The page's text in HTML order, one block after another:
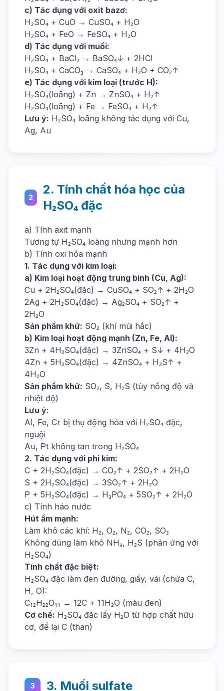
c) Tác dụng với oxit bazơ:
H₂SO₄ + CuO → CuSO₄ + H₂O
H₂SO₄ + FeO → FeSO₄ + H₂O
d) Tác dụng với muối:
H₂SO₄ + BaCl₂ → BaSO₄↓ + 2HCl
H₂SO₄ + CaCO₃ → CaSO₄ + H₂O + CO₂↑
e) Tác dụng với kim loại (trước H):
H₂SO₄(loãng) + Zn → ZnSO₄ + H₂↑
H₂SO₄(loãng) + Fe → FeSO₄ + H₂↑
Lưu ý: H₂SO₄ loãng không tác dụng với Cu,
Ag, Au
2
2. Tính chất hóa học của
H₂SO₄ đặc
a) Tính axit mạnh
Tương tự H₂SO₄ loãng nhưng mạnh hơn
b) Tính oxi hóa mạnh
1. Tác dụng với kim loại:
a) Kim loại hoạt động trung bình (Cu, Ag):
Cu + 2H₂SO₄(đặc) → CuSO₄ + SO₂↑ + 2H₂O
2Ag + 2H₂SO₄(đặc) → Ag₂SO₄ + SO₂↑ +
2H₂O
Sản phẩm khử: SO₂ (khí mùi hắc)
b) Kim loại hoạt động mạnh (Zn, Fe, Al):
3Zn + 4H₂SO₄(đặc) → 3ZnSO₄ + S↓ + 4H₂O
4Zn + 5H₂SO₄(đặc) → 4ZnSO₄ + H₂S↑ +
4H₂O
Sản phẩm khử: SO₂, S, H₂S (tùy nồng độ và
nhiệt độ)
Lưu ý:
Al, Fe, Cr bị thụ động hóa với H₂SO₄ đặc,
nguội
Au, Pt không tan trong H₂SO₄
2. Tác dụng với phi kim:
C + 2H₂SO₄(đặc) → CO₂↑ + 2SO₂↑ + 2H₂O
S + 2H₂SO₄(đặc) → 3SO₂↑ + 2H₂O
P + 5H₂SO₄(đặc) → H₃PO₄ + 5SO₂↑ + 2H₂O
c) Tính háo nước
Hút ẩm mạnh:
Làm khô các khí: H₂, O₂, N₂, CO₂, SO₂
Không dùng làm khô NH₃, H₂S (phản ứng với
H₂SO₄)
Tính chất đặc biệt:
H₂SO₄ đặc làm đen đường, giấy, vải (chứa C,
H, O):
C₁₂H₂₂O₁₁ → 12C + 11H₂O (màu đen)
Cơ chế: H₂SO₄ đặc lấy H₂O từ hợp chất hữu
cơ, để lại C (than)
3 3. Muối sulfate